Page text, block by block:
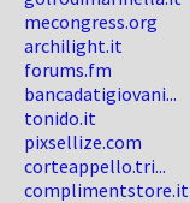
mecongress.org
archilight.it
forums.fm
bancadatigiovani...
tonido.it
pixsellize.com
corteappello.tri...
complimentstore.it